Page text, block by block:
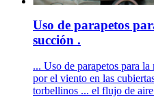
Uso de parapetos
succión .
... Uso de parapetos para
por el viento en las
torbellinos ... el flujo de